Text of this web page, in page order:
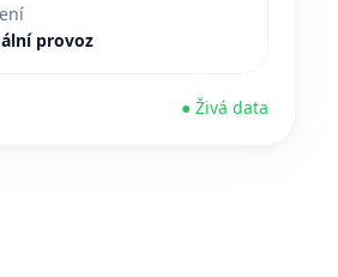
provoz
● Živá data